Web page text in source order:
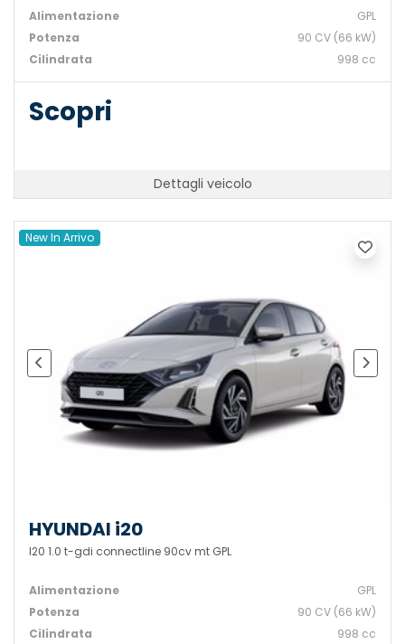
Alimentazione
GPL
Potenza
90 CV (66 kW)
Cilindrata
998 cc
Scopri
Dettagli veicolo
New In Arrivo
HYUNDAI i20
I20 1.0 t-gdi connectline 90cv mt GPL
Alimentazione
GPL
Potenza
90 CV (66 kW)
Cilindrata
998 cc